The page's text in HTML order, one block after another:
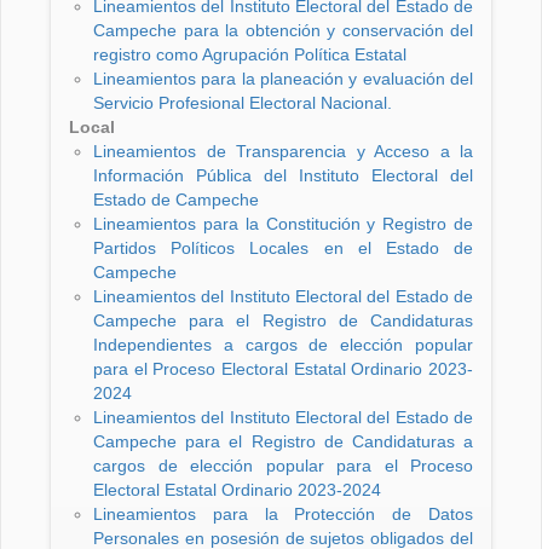
Lineamientos del Instituto Electoral del Estado de
Campeche para la obtención y conservación del
registro como Agrupación Política Estatal
Lineamientos para la planeación y evaluación del
Servicio Profesional Electoral Nacional.
Local
Lineamientos de Transparencia y Acceso a la
Información Pública del Instituto Electoral del
Estado de Campeche
Lineamientos para la Constitución y Registro de
Partidos Políticos Locales en el Estado de
Campeche
Lineamientos del Instituto Electoral del Estado de
Campeche para el Registro de Candidaturas
Independientes a cargos de elección popular
para el Proceso Electoral Estatal Ordinario 2023-
2024
Lineamientos del Instituto Electoral del Estado de
Campeche para el Registro de Candidaturas a
cargos de elección popular para el Proceso
Electoral Estatal Ordinario 2023-2024
Lineamientos para la Protección de Datos
Personales en posesión de sujetos obligados del